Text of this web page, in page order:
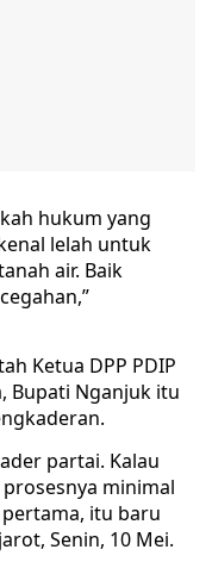
hukum yang
lelah untuk
air. Baik
Ketua DPP PDIP
Bupati Nganjuk itu
partai. Kalau
minimal
itu baru
Senin, 10 Mei.